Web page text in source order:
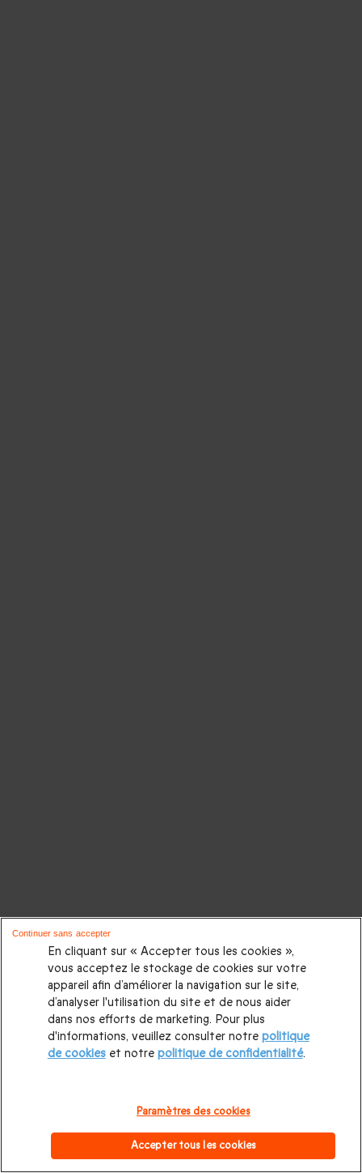
En cliquant sur « Accepter tous les cookies »,
vous acceptez le stockage de cookies sur votre
appareil afin d’améliorer la navigation sur le site,
d’analyser l'utilisation du site et de nous aider
dans nos efforts de marketing. Pour plus
d'informations, veuillez consulter notre politique
de cookieset notre politique de confidentialité.
Paramètres des cookies
Accepter tous les cookies
Continuer sans accepter